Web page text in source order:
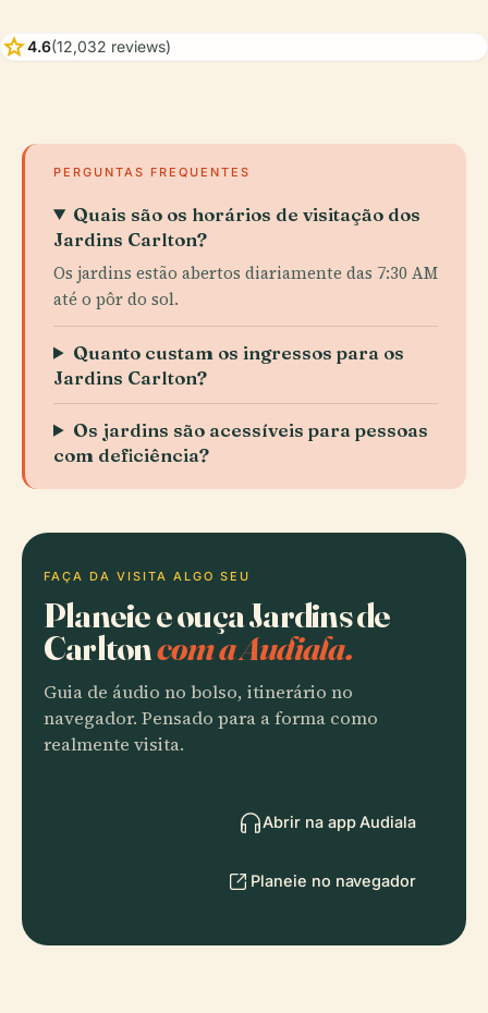
star4.6(12,032 reviews)
PERGUNTAS FREQUENTES
Quais são os horários de visitação dos
Jardins Carlton?
Os jardins estão abertos diariamente das 7:30 AM
até o pôr do sol.
Quanto custam os ingressos para os
Jardins Carlton?
Os jardins são acessíveis para pessoas
com deficiência?
FAÇA DA VISITA ALGO SEU
Planeie e ouça Jardins de
Carltoncom a Audiala.
Guia de áudio no bolso, itinerário no
navegador. Pensado para a forma como
realmente visita.
Abrir na app Audiala
Planeie no navegador